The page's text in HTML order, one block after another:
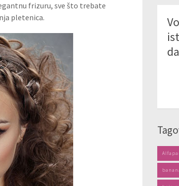
frizuru, sve što trebate
pletenica.